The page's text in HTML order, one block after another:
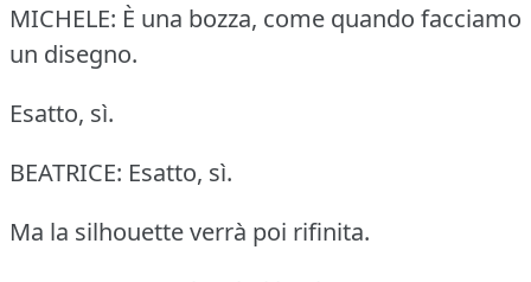
MICHELE: È una bozza, come quando facciamo
un disegno.
Esatto, sì.
BEATRICE: Esatto, sì.
Ma la silhouette verrà poi rifinita.